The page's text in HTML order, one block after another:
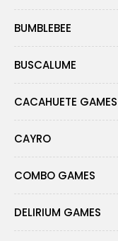
BUMBLEBEE
BUSCALUME
CACAHUETE GAMES
CAYRO
COMBO GAMES
DELIRIUM GAMES